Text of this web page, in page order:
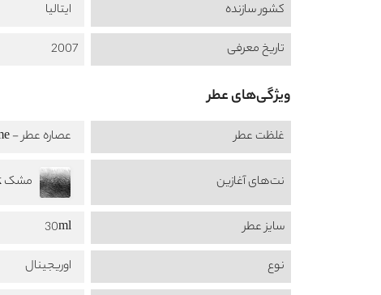
کشور سازنده
ایتالیا
تاریخ معرفی
2007
ویژگی‌های عطر
غلظت عطر عصاره عطر - Extrait Perfume
نت‌های آغازین مشک Musk
سایز عطر
30ml
نوع
اوریجینال